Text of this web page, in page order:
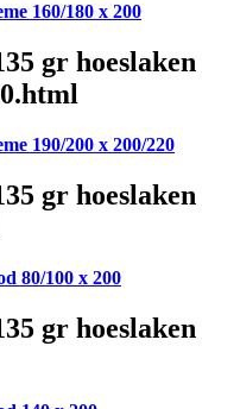
160/180 x 200
gr hoeslaken
190/200 x 200/220
gr hoeslaken
80/100 x 200
gr hoeslaken